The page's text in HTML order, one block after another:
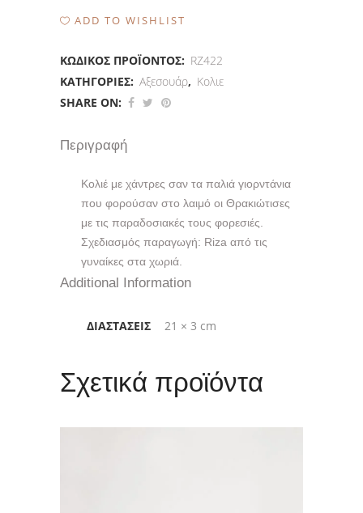
ADD TO WISHLIST
ΚΩΔΙΚΌΣ ΠΡΟΪΌΝΤΟΣ: RZ422
ΚΑΤΗΓΟΡΊΕΣ: Αξεσουάρ, Κολιε
SHARE ON:
Περιγραφή
Κολιέ με χάντρες σαν τα παλιά γιορντάνια
που φορούσαν στο λαιμό οι Θρακιώτισες
με τις παραδοσιακές τους φορεσιές.
Σχεδιασμός παραγωγή: Riza από τις
γυναίκες στα χωριά.
Additional Information
ΔΙΑΣΤΆΣΕΙΣ 21 × 3 cm
Σχετικά προϊόντα